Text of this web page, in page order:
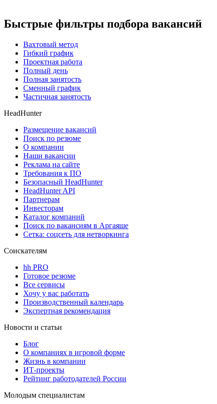
Быстрые фильтры подбора вакансий
Вахтовый метод
Гибкий график
Проектная работа
Полный день
Полная занятость
Сменный график
Частичная занятость
HeadHunter
Размещение вакансий
Поиск по резюме
О компании
Наши вакансии
Реклама на сайте
Требования к ПО
Безопасный HeadHunter
HeadHunter API
Партнерам
Инвесторам
Каталог компаний
Поиск по вакансиям в Аргаяше
Сетка: соцсеть для нетворкинга
Соискателям
hh PRO
Готовое резюме
Все сервисы
Хочу у вас работать
Производственный календарь
Экспертная рекомендация
Новости и статьи
Блог
О компаниях в игровой форме
Жизнь в компании
ИТ-проекты
Рейтинг работодателей России
Молодым специалистам